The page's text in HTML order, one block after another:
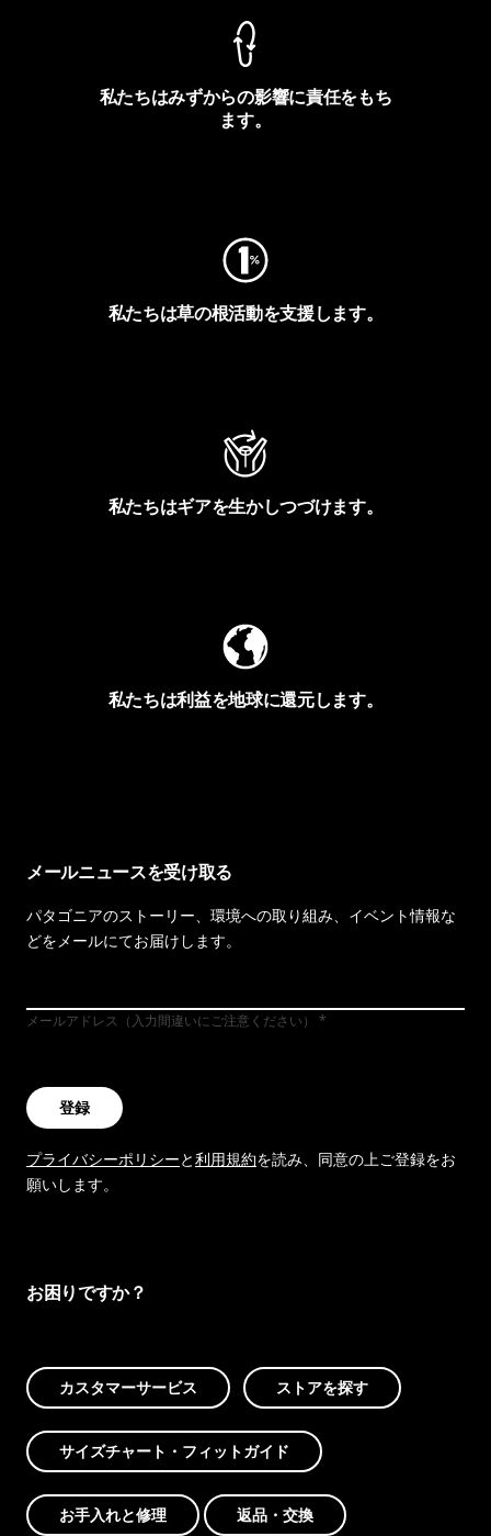
私たちはみずからの影響に責任をもち
ます。
私たちは草の根活動を支援します。
私たちはギアを生かしつづけます。
私たちは利益を地球に還元します。
メールニュースを受け取る
パタゴニアのストーリー、環境への取り組み、イベント情報な
どをメールにてお届けします。
メールアドレス（入力間違いにご注意ください）
登録
プライバシーポリシーと利用規約を読み、同意の上ご登録をお
願いします。
お困りですか？
カスタマーサービス ストアを探す
サイズチャート・フィットガイド
お手入れと修理 返品・交換